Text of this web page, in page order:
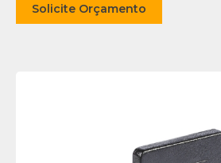
Solicite Orçamento